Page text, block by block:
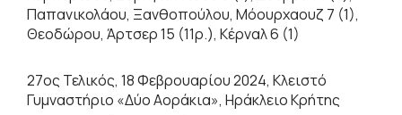
Παπανικολάου, Ξανθοπούλου, Μόουρχαουζ 7 (1),
Θεοδώρου, Άρτσερ 15 (11ρ.), Κέρναλ 6 (1)
27ος Τελικός, 18 Φεβρουαρίου 2024, Κλειστό
Γυμναστήριο «Δύο Αοράκια», Ηράκλειο Κρήτης